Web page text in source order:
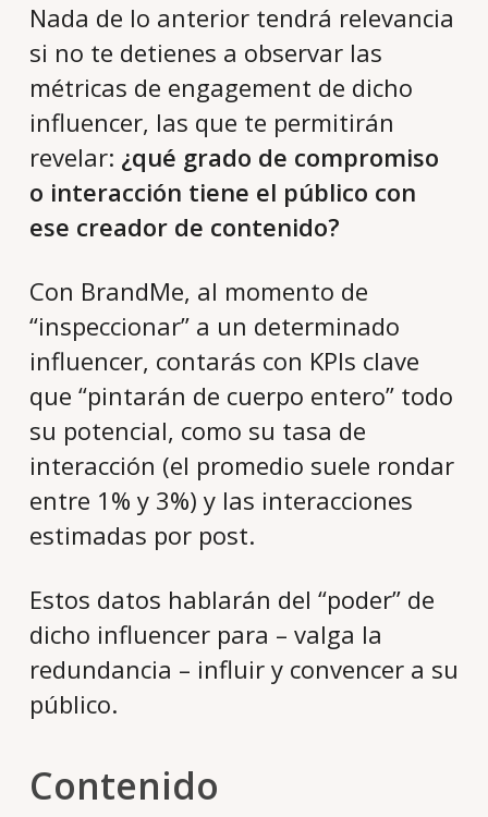
Nada de lo anterior tendrá relevancia
si no te detienes a observar las
métricas de engagement de dicho
influencer, las que te permitirán
revelar: ¿qué grado de compromiso
o interacción tiene el público con
ese creador de contenido?
Con BrandMe, al momento de
“inspeccionar” a un determinado
influencer, contarás con KPIs clave
que “pintarán de cuerpo entero” todo
su potencial, como su tasa de
interacción (el promedio suele rondar
entre 1% y 3%) y las interacciones
estimadas por post.
Estos datos hablarán del “poder” de
dicho influencer para – valga la
redundancia – influir y convencer a su
público.
Contenido